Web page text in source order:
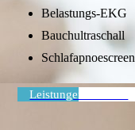
Belastungs-EKG
Bauchultraschall
Leistungen ansehen